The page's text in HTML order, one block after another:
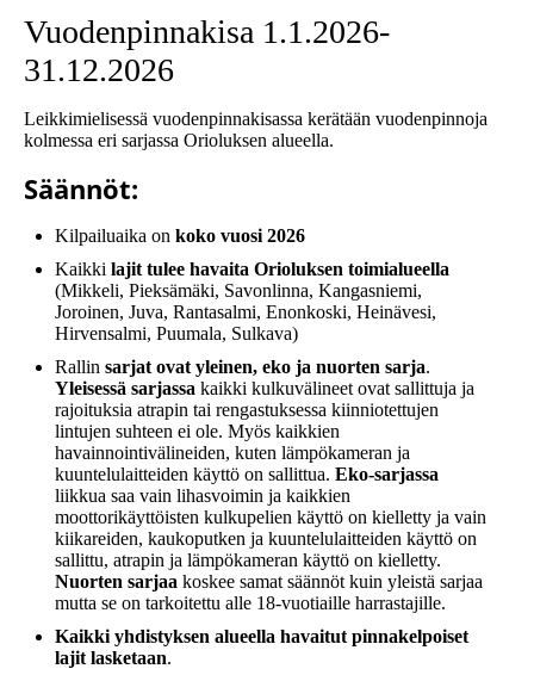
Vuodenpinnakisa 1.1.2026-
31.12.2026
Leikkimielisessä vuodenpinnakisassa kerätään vuodenpinnoja
kolmessa eri sarjassa Orioluksen alueella.
Säännöt:
Kilpailuaika on koko vuosi 2026
Kaikki lajit tulee havaita Orioluksen toimialueella
(Mikkeli, Pieksämäki, Savonlinna, Kangasniemi,
Joroinen, Juva, Rantasalmi, Enonkoski, Heinävesi,
Hirvensalmi, Puumala, Sulkava)
Rallin sarjat ovat yleinen, eko ja nuorten sarja.
Yleisessä sarjassa kaikki kulkuvälineet ovat sallittuja ja
rajoituksia atrapin tai rengastuksessa kiinniotettujen
lintujen suhteen ei ole. Myös kaikkien
havainnointivälineiden, kuten lämpökameran ja
kuuntelulaitteiden käyttö on sallittua. Eko-sarjassa
liikkua saa vain lihasvoimin ja kaikkien
moottorikäyttöisten kulkupelien käyttö on kielletty ja vain
kiikareiden, kaukoputken ja kuuntelulaitteiden käyttö on
sallittu, atrapin ja lämpökameran käyttö on kielletty.
Nuorten sarjaa koskee samat säännöt kuin yleistä sarjaa
mutta se on tarkoitettu alle 18-vuotiaille harrastajille.
Kaikki yhdistyksen alueella havaitut pinnakelpoiset
lajit lasketaan.